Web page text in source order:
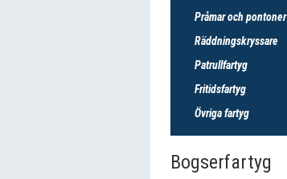
Pråmar och pontoner
Räddningskryssare
Patrullfartyg
Fritidsfartyg
Övriga fartyg
Bogserfartyg